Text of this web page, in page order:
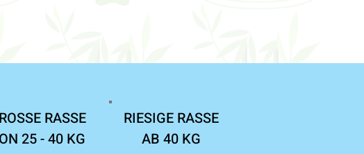
RASSE
25 - 40 KG
RIESIGE RASSE
AB 40 KG